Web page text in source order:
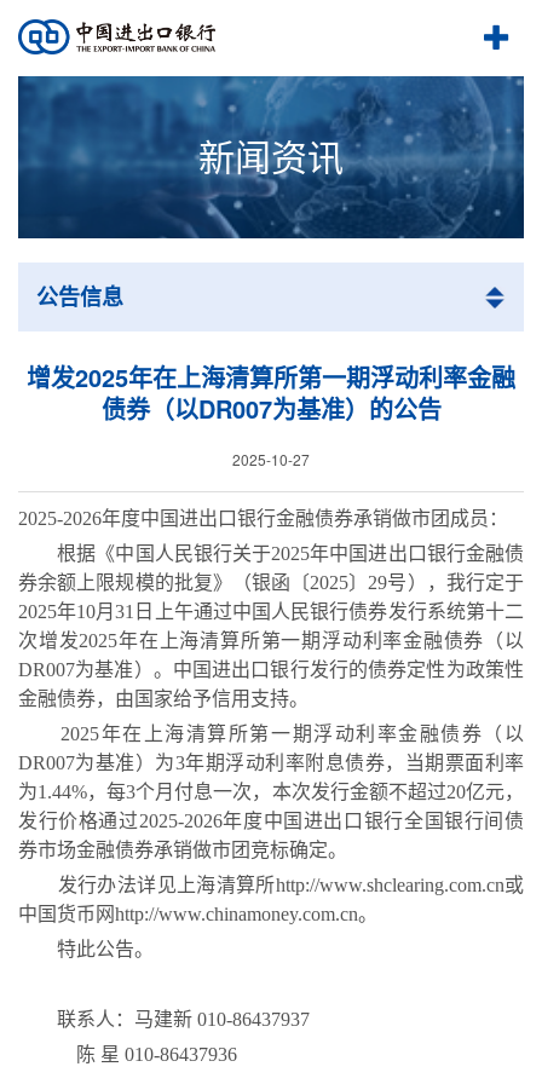
新闻资讯
公告信息
增发2025年在上海清算所第一期浮动利率金融
债券（以DR007为基准）的公告
2025-10-27
2025-2026年度中国进出口银行金融债券承销做市团成员：
根据《中国人民银行关于2025年中国进出口银行金融债
券余额上限规模的批复》（银函〔2025〕29号），我行定于
2025年10月31 日上午通过中国人民银行债券发行系统第十二
次增发2025年在上海清算所第一期浮动利率金融债券（以
DR007为基准） 。中国进出口银行发行的债券定性为政策性
金融债券，由国家给予信用支持。
2025年在上海清算所第一期浮动利率金融债券 （ 以
DR007为基准） 为3年期浮动利率附息债券，
当期票面利率
为1.44%，每3个月付息一次， 本次发行金额不超过20亿元，
发行价格通过2025-2026年度中国进出口银行全国银行间债
券市场金融债券承销做市团竞标确定。
发行办法详见 上海清算所http://www.shclearing.com.cn或
中国货币网http://www.chinamoney.com.cn。
特此公告。
联系人： 马建新 010-86437937
陈 星 010-86437936